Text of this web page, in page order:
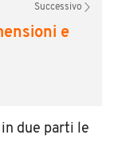
Successivo
e
due parti le